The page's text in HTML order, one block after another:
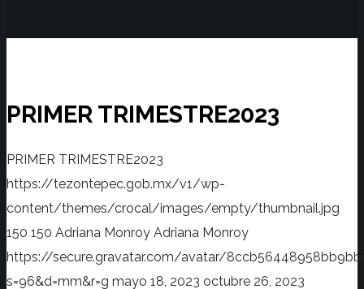
PRIMER TRIMESTRE2023
PRIMER TRIMESTRE2023
https://tezontepec.gob.mx/v1/wp-
content/themes/crocal/images/empty/thumbnail.jpg
150 150 Adriana Monroy Adriana Monroy
https://secure.gravatar.com/avatar/
s=96&d=mm&r=g mayo 18, 2023 octubre 26, 2023